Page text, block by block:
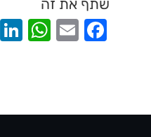
שתף את זה
Email